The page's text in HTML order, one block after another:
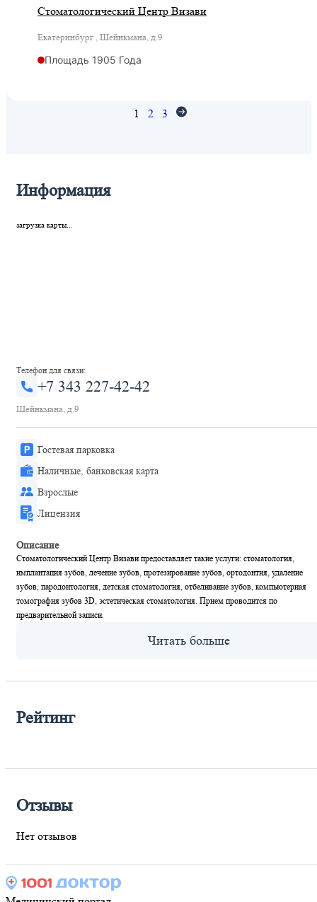
Стоматологический Центр Визави
Екатеринбург , Шейнкмана, д.9
Площадь 1905 Года
1 2 3
Информация
загрузка карты...
Телефон для связи:
+7 343 227-42-42
Шейнкмана, д.9
Гостевая парковка
Наличные, банковская карта
Взрослые
Лицензия
Описание
Стоматологический Центр Визави предоставляет такие услуги: стоматология,
имплантация зубов, лечение зубов, протезирование зубов, ортодонтия, удаление
зубов, пародонтология, детская стоматология, отбеливание зубов, компьютерная
томография зубов 3D, эстетическая стоматология. Прием проводится по
предварительной записи.
Рейтинг
Отзывы
Нет отзывов